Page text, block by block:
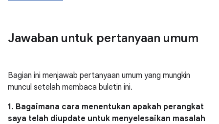
Jawaban untuk pertanyaan umum
Bagian ini menjawab pertanyaan umum yang mungkin
muncul setelah membaca buletin ini.
1. Bagaimana cara menentukan apakah perangkat
saya telah diupdate untuk menyelesaikan masalah